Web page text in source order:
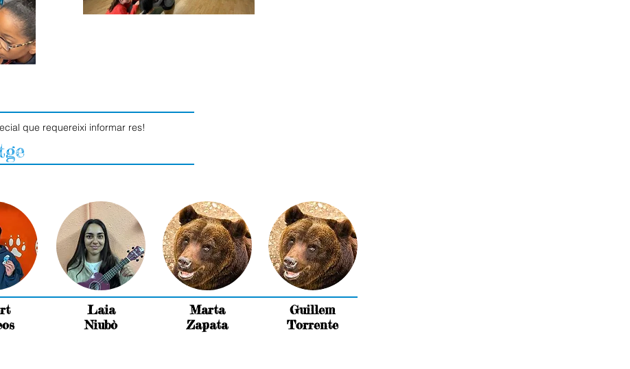
que requereixi informar res!
Laia
Niubò
Marta
Zapata
Guillem
Torrente